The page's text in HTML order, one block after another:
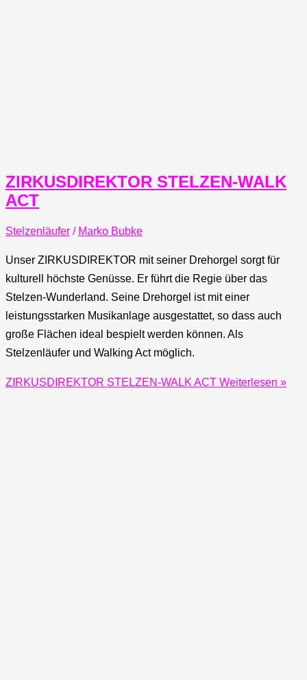
ZIRKUSDIREKTOR STELZEN-WALK
ACT
Stelzenläufer / Marko Bubke
Unser ZIRKUSDIREKTOR mit seiner Drehorgel sorgt für
kulturell höchste Genüsse. Er führt die Regie über das
Stelzen-Wunderland. Seine Drehorgel ist mit einer
leistungsstarken Musikanlage ausgestattet, so dass auch
große Flächen ideal bespielt werden können. Als
Stelzenläufer und Walking Act möglich.
ZIRKUSDIREKTOR STELZEN-WALK ACT Weiterlesen »